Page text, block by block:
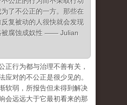
了不公正的一方。那些在
复被动的人很快就会发现
被腐蚀成奴性 —— Julian
正行为都与治理不善有关，
应对的不公正是很少见的。
软弱，所报告但未得到解决
会远远大于它最初看来的那